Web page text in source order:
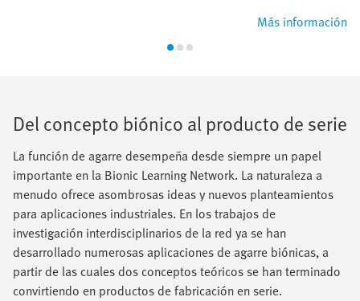
Más información
Del concepto biónico al producto de serie
La función de agarre desempeña desde siempre un papel
importante en la Bionic Learning Network. La naturaleza a
menudo ofrece asombrosas ideas y nuevos planteamientos
para aplicaciones industriales. En los trabajos de
investigación interdisciplinarios de la red ya se han
desarrollado numerosas aplicaciones de agarre biónicas, a
partir de las cuales dos conceptos teóricos se han terminado
convirtiendo en productos de fabricación en serie.